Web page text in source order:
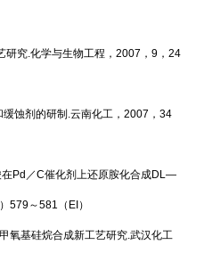
研究 .化学与生物工程，2007 ，9 ，24
缓蚀剂的研制 .云南化工，2007 ，34
Pd ／C催化剂上还原胺化合成DL—
）579～581 （ EI）
氧基硅烷合成新工艺研究 .武汉化工